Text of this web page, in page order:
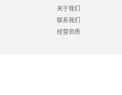
关于我们
联系我们
经营资质